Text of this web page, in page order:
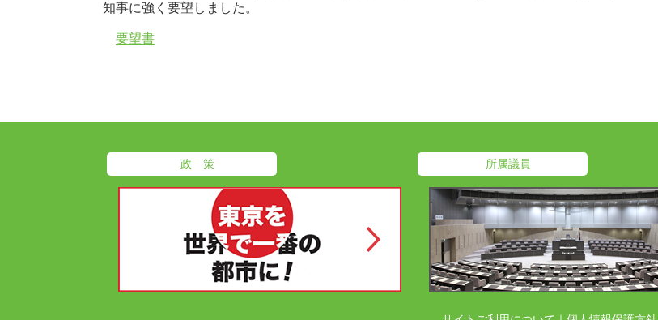
知事に強く要望しました。
要望書
政 策 所属議員